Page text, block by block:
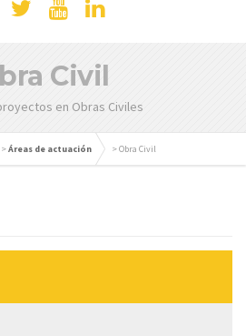
Civil
en Obras Civiles
>Áreas de actuación >Obra Civil